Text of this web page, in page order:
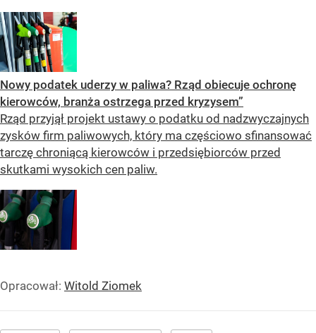
Nowy podatek uderzy w paliwa? Rząd obiecuje ochronę
kierowców, branża ostrzega przed kryzysem”
Rząd przyjął projekt ustawy o podatku od nadzwyczajnych
zysków firm paliwowych, który ma częściowo sfinansować
tarczę chroniącą kierowców i przedsiębiorców przed
skutkami wysokich cen paliw.
Opracował: Witold Ziomek